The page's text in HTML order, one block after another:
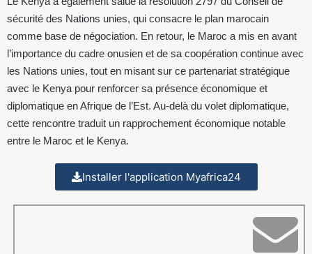
sécurité des Nations unies, qui consacre le plan marocain
comme base de négociation. En retour, le Maroc a mis en avant
l’importance du cadre onusien et de sa coopération continue avec
les Nations unies, tout en misant sur ce partenariat stratégique
avec le Kenya pour renforcer sa présence économique et
diplomatique en Afrique de l’Est. Au-delà du volet diplomatique,
cette rencontre traduit un rapprochement économique notable
entre le Maroc et le Kenya.
Installer l'application Myafrica24